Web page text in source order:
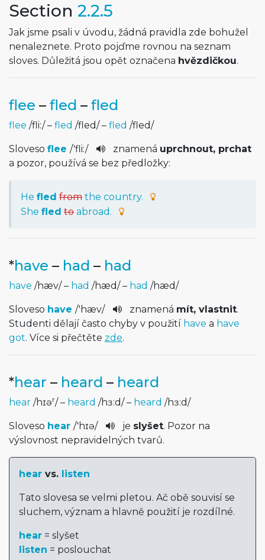
Section 2.2.5
Jak jsme psali v úvodu, žádná pravidla zde bohužel
nenaleznete. Proto pojďme rovnou na seznam
sloves. Důležitá jsou opět označena hvězdičkou.
flee – fled – fled
flee /fli:/– fled /fled/– fled /fled/
Sloveso flee /'fli:/ znamená uprchnout, prchat
a pozor, používá se bez předložky:
He fled from the country.
She fled to abroad.
*have – had – had
have /hæv/– had /hæd/– had /hæd/
Sloveso have /'hæv/ znamená mít, vlastnit.
Studenti dělají často chyby v použití have a have
got. Více si přečtěte zde.
*hear – heard – heard
hear /hɪər/– heard /hɜ:d/– heard /hɜ:d/
Sloveso hear /'hɪə/ je slyšet. Pozor na
výslovnost nepravidelných tva­rů.
hear vs. listen
Tato slovesa se velmi pletou. Ač obě souvisí se
sluchem, význam a hlavně použití je rozdílné.
hear = slyšet
listen = poslouchat